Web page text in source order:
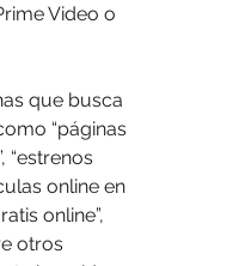
Video o
“páginas
“estrenos
online en
online”,
otros